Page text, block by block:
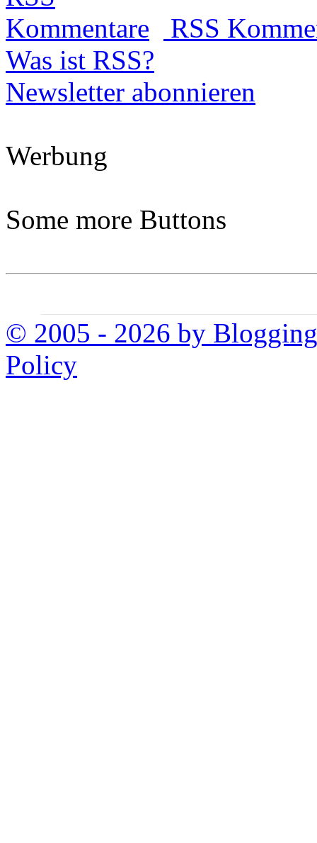
RSS
Was ist RSS?
Newsletter abonnieren
Werbung
Some more Buttons
© 2005 - 2026 by
Policy